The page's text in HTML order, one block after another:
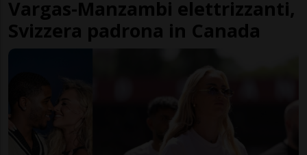
Vargas-Manzambi elettrizzanti,
Svizzera padrona in Canada